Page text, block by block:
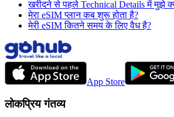
खरीदने से पहले Technical Details में मुझे
मेरा eSIM प्लान कब शुरू होता है?
मेरी eSIM कितने समय के लिए वैध है?
App Store
लोकप्रिय गंतव्य